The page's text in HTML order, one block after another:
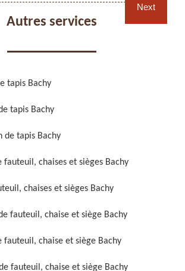
59
fauteuil,
Nettoyage de fauteuil,
Next
Autres services
tapis Bachy
tapis Bachy
de tapis Bachy
fauteuil, chaises et sièges Bachy
chaises et sièges Bachy
fauteuil, chaise et siège Bachy
fauteuil, chaise et siège Bachy
fauteuil, chaise et siège Bachy